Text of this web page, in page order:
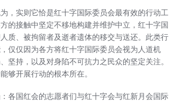
，实则它恰是红十字国际委员会最有效的行动工
的接触中坚定不移地构建并维护中立，红十字国
质、被拘留者及逝者遗体的移交与送还。此类行
仅仅因为各方将红十字国际委员会视为人道机
坚持，以及对身陷不可抗力之民众的坚定关注。
够开展行动的根本所在。
各国红会的志愿者们与红十字会与红新月会国际